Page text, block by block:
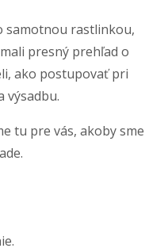
samotnou rastlinkou,
presný prehľad o
ako postupovať pri
výsadbu.
tu pre vás, akoby sme